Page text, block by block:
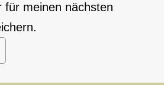
für meinen nächsten